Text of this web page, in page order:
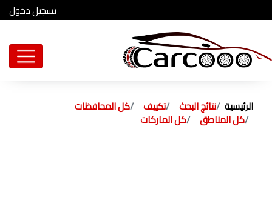
تسجيل دخول
الرئيسية نتائج البحث تكييف كل المحافظات
كل المناطق كل الماركات